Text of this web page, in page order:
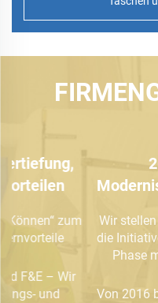
2016–2020:
Modernisierung,
Wir stellen uns aktiv der
die Initiative zur
Phase mit dem
Von 2016 bis 2018: Der